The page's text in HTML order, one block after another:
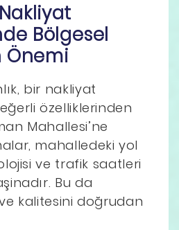
Bölgesel
Önemi
bir nakliyat
özelliklerinden
Mahallesi’ne
mahalledeki yol
ve trafik saatleri
Bu da
ve kalitesini doğrudan